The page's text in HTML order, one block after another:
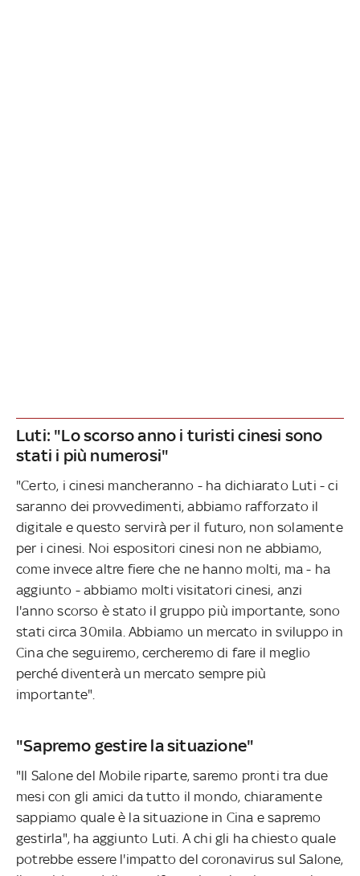
Luti: "Lo scorso anno i turisti cinesi sono
stati i più numerosi"
"Certo, i cinesi mancheranno - ha dichiarato Luti - ci
saranno dei provvedimenti, abbiamo rafforzato il
digitale e questo servirà per il futuro, non solamente
per i cinesi. Noi espositori cinesi non ne abbiamo,
come invece altre fiere che ne hanno molti, ma - ha
aggiunto - abbiamo molti visitatori cinesi, anzi
l'anno scorso è stato il gruppo più importante, sono
stati circa 30mila. Abbiamo un mercato in sviluppo in
Cina che seguiremo, cercheremo di fare il meglio
perché diventerà un mercato sempre più
importante".
"Sapremo gestire la situazione"
"Il Salone del Mobile riparte, saremo pronti tra due
mesi con gli amici da tutto il mondo, chiaramente
sappiamo quale è la situazione in Cina e sapremo
gestirla", ha aggiunto Luti. A chi gli ha chiesto quale
potrebbe essere l'impatto del coronavirus sul Salone,